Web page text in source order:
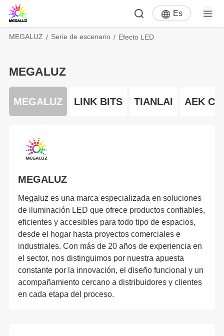
Es
MEGALUZ Serie de escenario Efecto LED
MEGALUZ
MEGALUZ LINK BITS TIANLAI AEK
MEGALUZ
Megaluz es una marca especializada en soluciones
de iluminación LED que ofrece productos confiables,
eficientes y accesibles para todo tipo de espacios,
desde el hogar hasta proyectos comerciales e
industriales. Con más de 20 años de experiencia en
el sector, nos distinguimos por nuestra apuesta
constante por la innovación, el diseño funcional y un
acompañamiento cercano a distribuidores y clientes
en cada etapa del proceso.